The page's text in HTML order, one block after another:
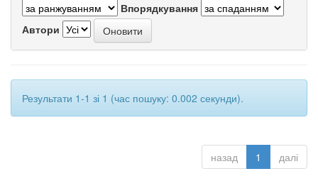
Впорядкування
Автори
Результати 1-1 зі 1 (час пошуку: 0.002 секунди).
назад 1 далі